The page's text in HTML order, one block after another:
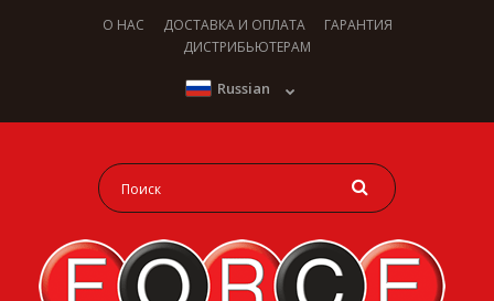
О НАС ДОСТАВКА И ОПЛАТА
ГАРАНТИЯ
ДИСТРИБЬЮТЕРАМ
Russian